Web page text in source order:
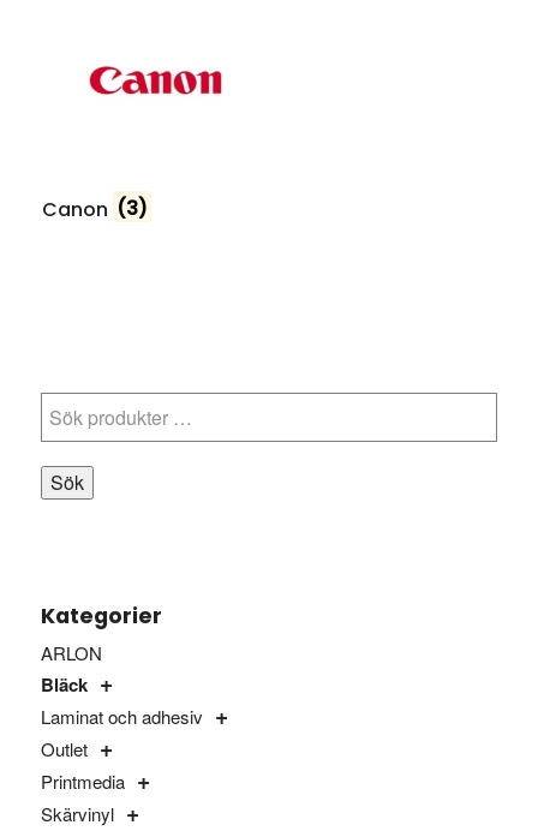
Canon (3)
Sök
Kategorier
ARLON
Bläck
Laminat och adhesiv
Outlet
Printmedia
Skärvinyl